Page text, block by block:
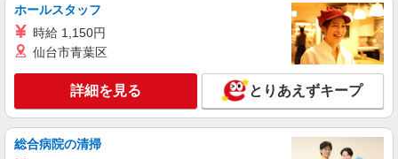
キープ 詳細を見る
株式会社テクノ・サービス マニュファクチャリング【大阪府】
製造スタッフ（組立・加工・目視検査・機械操
ホールスタッフ
時給 1,150円
仙台市青葉区
詳細を見る とりあえずキープ
総合病院の清掃